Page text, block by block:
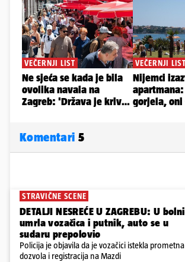
Komentari 5
STRAVIČNE SCENE
DETALJI NESREĆE U ZAGREBU: U
umrla vozačica i putnik, auto se u
sudaru prepolovio
Policija je objavila da je vozačici istekla prometna
dozvola i registracija na Mazdi